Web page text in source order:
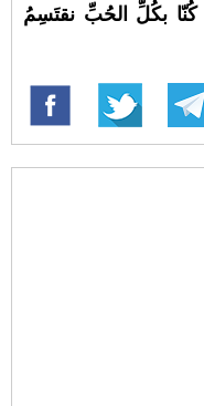
بكُلِّ الحُبِّ نقتَسِمُ